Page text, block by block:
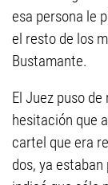
esa persona le
el resto de los
Bustamante.
El Juez puso
hesitación que
cartel que era
dos, ya